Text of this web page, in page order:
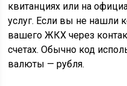
квитанциях или на
услуг. Если вы не нашли
вашего ЖКХ через
счетах. Обычно код
валюты — рубля.